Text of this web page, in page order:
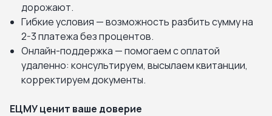
дорожают.
Гибкие условия — возможность разбить сумму на
2-3 платежа без процентов.
Онлайн-поддержка — помогаем с оплатой
удаленно: консультируем, высылаем квитанции,
корректируем документы.
ЕЦМУ ценит ваше доверие